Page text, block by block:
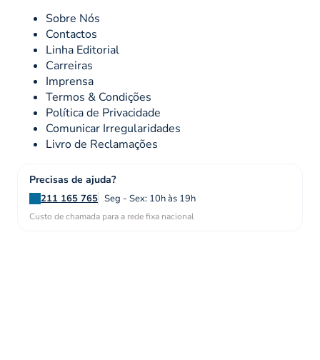
Sobre Nós
Contactos
Linha Editorial
Carreiras
Imprensa
Termos & Condições
Política de Privacidade
Comunicar Irregularidades
Livro de Reclamações
Precisas de ajuda?
211 165 765 Seg - Sex: 10h às 19h
Custo de chamada para a rede fixa nacional